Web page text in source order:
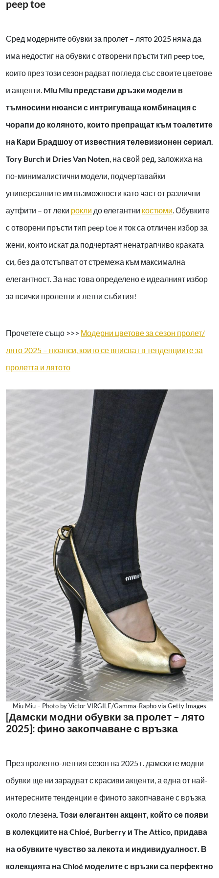
peep toe
Сред модерните обувки за пролет – лято 2025 няма да
има недостиг на обувки с отворени пръсти тип peep toe,
които през този сезон радват погледа със своите цветове
и акценти. Miu Miu представи дръзки модели в
тъмносини нюанси с интригуваща комбинация с
чорапи до коляното, които препращат към тоалетите
на Кари Брадшоу от известния телевизионен сериал.
Tory Burch и Dries Van Noten, на свой ред, заложиха на
по-минималистични модели, подчертавайки
универсалните им възможности като част от различни
аутфити – от леки рокли до елегантни костюми. Обувките
с отворени пръсти тип peep toe и ток са отличен избор за
жени, които искат да подчертаят ненатрапчиво краката
си, без да отстъпват от стремежа към максимална
елегантност. За нас това определено е идеалният избор
за всички пролетни и летни събития!
Прочетете също >>> Модерни цветове за сезон пролет/
лято 2025 – нюанси, които се вписват в тенденциите за
пролетта и лятото
Miu Miu – Photo by Victor VIRGILE/Gamma-Rapho via Getty Images
[Дамски модни обувки за пролет – лято
2025]: фино закопчаване с връзка
През пролетно-летния сезон на 2025 г. дамските модни
обувки ще ни зарадват с красиви акценти, а една от най-
интересните тенденции е финото закопчаване с връзка
около глезена.Този елегантен акцент, който се появи
в колекциите на Chloé, Burberry и The Attico, придава
на обувките чувство за лекота и индивидуалност. В
колекцията на Chloé моделите с връзки са перфектно